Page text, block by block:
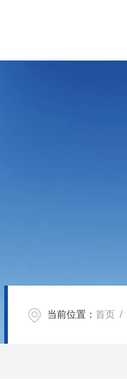
当前位置： 首页 /